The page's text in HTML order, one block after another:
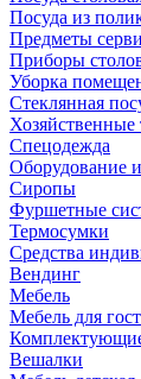
Посуда из
Предметы
Приборы
Уборка
Стеклянная
Хозяйственные
Спецодежда
Оборудование
Сиропы
Фуршетные
Термосумки
Средства
Вендинг
Мебель
Мебель для
Вешалки